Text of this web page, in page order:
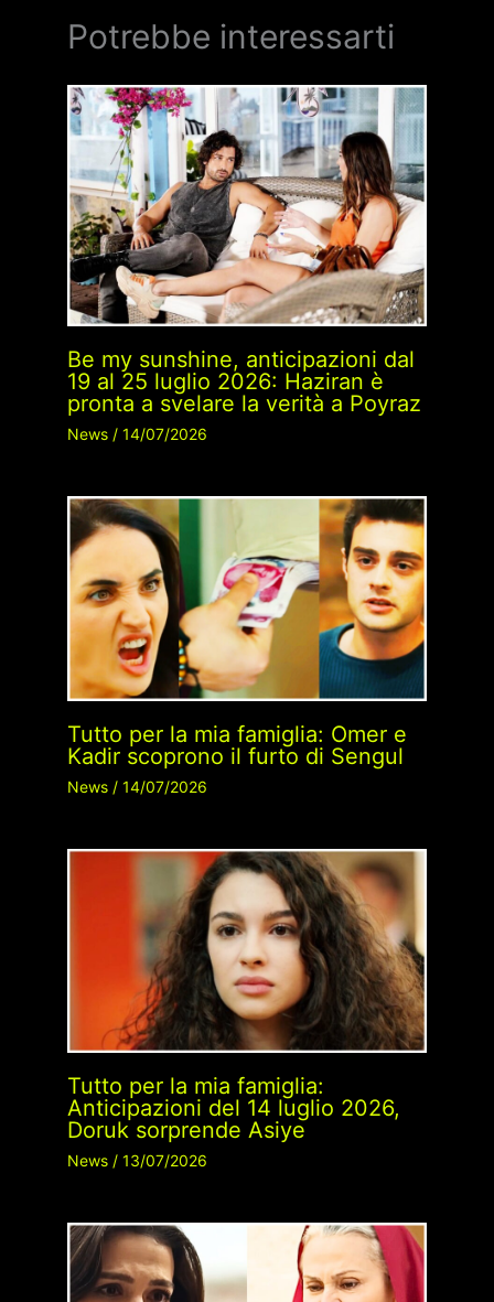
Potrebbe interessarti
Be my sunshine, anticipazioni dal
19 al 25 luglio 2026: Haziran è
pronta a svelare la verità a Poyraz
News/ 14/07/2026
Tutto per la mia famiglia: Omer e
Kadir scoprono il furto di Sengul
News/ 14/07/2026
Tutto per la mia famiglia:
Anticipazioni del 14 luglio 2026,
Doruk sorprende Asiye
News/ 13/07/2026